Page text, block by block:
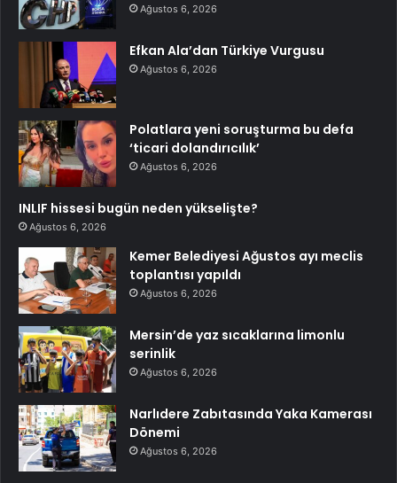
Ağustos 6, 2026
Efkan Ala’dan Türkiye Vurgusu
Ağustos 6, 2026
Polatlara yeni soruşturma bu defa
‘ticari dolandırıcılık’
Ağustos 6, 2026
INLIF hissesi bugün neden yükselişte?
Ağustos 6, 2026
Kemer Belediyesi Ağustos ayı meclis
toplantısı yapıldı
Ağustos 6, 2026
Mersin’de yaz sıcaklarına limonlu
serinlik
Ağustos 6, 2026
Narlıdere Zabıtasında Yaka Kamerası
Dönemi
Ağustos 6, 2026